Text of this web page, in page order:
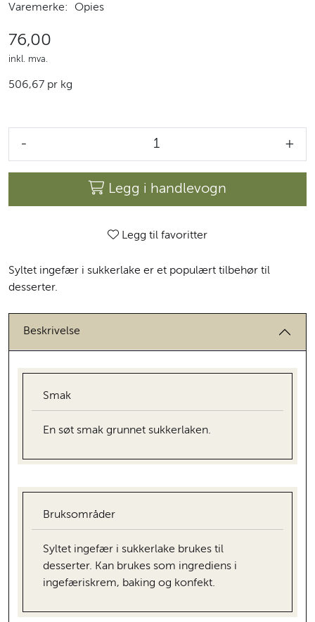
Varemerke: Opies
76,00
inkl. mva.
506,67 pr kg
- +
Legg i handlevogn
Legg til favoritter
Syltet ingefær i sukkerlake er et populært tilbehør til
desserter.
Beskrivelse
Smak
En søt smak grunnet sukkerlaken.
Bruksområder
Syltet ingefær i sukkerlake brukes til
desserter. Kan brukes som ingrediens i
ingefæriskrem, baking og konfekt.